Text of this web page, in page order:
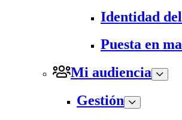
Identidad
Puesta en
Mi audiencia
Gestión